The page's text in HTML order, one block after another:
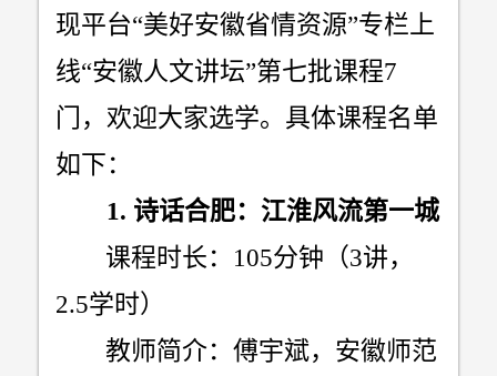
现平台“美好安徽省情资源”专栏上
线“安徽人文讲坛”第七批课程7
门，欢迎大家选学。具体课程名单
如下：
1. 诗话合肥：江淮风流第一城
课程时长： 105分钟（3讲，
2.5学时）
教师简介：傅宇斌，安徽师范